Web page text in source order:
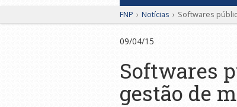
FNP › Notícias › Softwares
09/04/15
Softwares
gestão de